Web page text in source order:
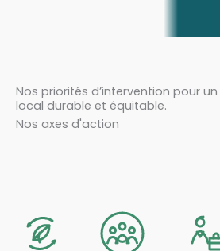
Nos priorités d’intervention pour
local durable et équitable.
Nos axes d'action